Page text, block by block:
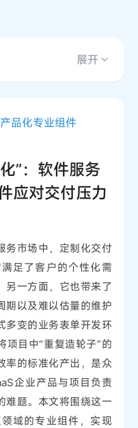
展开
产品化专业组件
”：软件服务
应对交付压力
务市场中，定制化交付
足了客户的个性化需
另一方面，它也带来了
期以及难以估量的维护
多变的业务表单开发环
项目中“重复造轮子”的
率的标准化产出，是众
企业产品与项目负责
难题。本文将围绕这一
域的专业组件，实现